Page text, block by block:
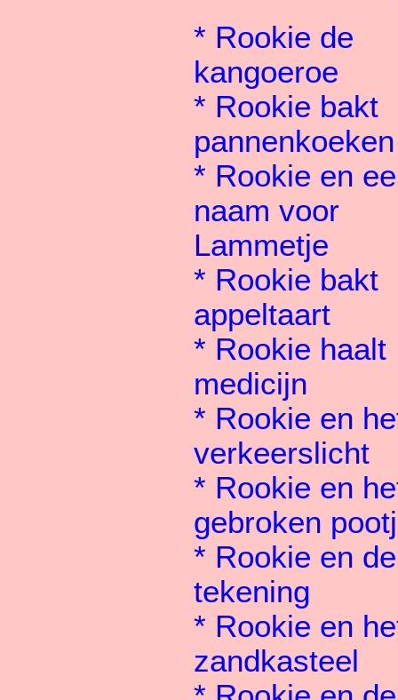
* Rookie de
kangoeroe
* Rookie bakt
pannenkoeken
* Rookie en
naam voor
Lammetje
* Rookie bakt
appeltaart
* Rookie haalt
medicijn
* Rookie en
verkeerslicht
* Rookie en
gebroken
* Rookie en de
tekening
* Rookie en
zandkasteel